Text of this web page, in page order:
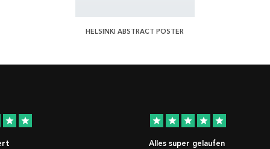
HELSINKI ABSTRACT POSTER
star star star star star star star
Alles super gelaufen